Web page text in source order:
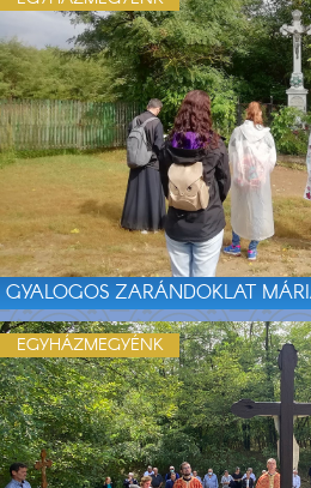
GYALOGOS ZARÁNDOKLAT
EGYHÁZMEGYÉNK